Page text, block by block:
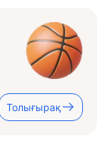
Толығырақ